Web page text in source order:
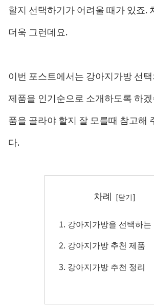
할지 선택하기가 어려울 때가 있죠.
더욱 그런데요.
이번 포스트에서는 강아지가방 선
제품을 인기순으로 소개하도록 하
품을 골라야 할지 잘 모를때 참고해
다.
차례
강아지가방을 선택하는
강아지가방 추천 제품
강아지가방 추천 정리